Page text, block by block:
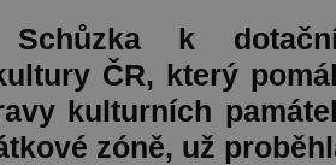
k
ČR, který
kulturních
zóně, už